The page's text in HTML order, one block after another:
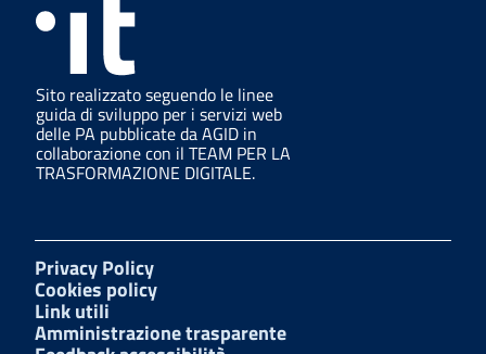
Sito realizzato seguendo le linee
guida di sviluppo per i servizi web
delle PA pubblicate da AGID in
collaborazione con il TEAM PER LA
TRASFORMAZIONE DIGITALE.
Privacy Policy
Cookies policy
Link utili
Amministrazione trasparente